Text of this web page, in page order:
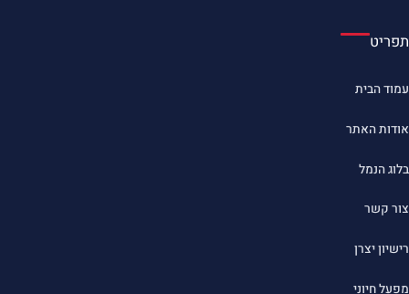
תפריט
עמוד הבית
אודות האתר
בלוג הנמל
צור קשר
רישיון יצרן
מפעל חיוני